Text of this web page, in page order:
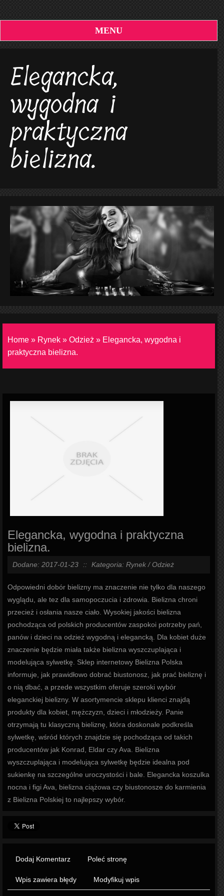
MENU
Elegancka,
wygodna i
praktyczna
bielizna.
Home » Rynek » Odzież » Elegancka, wygodna i
praktyczna bielizna.
Elegancka, wygodna i praktyczna
bielizna.
Dodane: 2017-01-23 :: Kategoria: Rynek / Odzież
Odpowiedni dobór bielizny ma znaczenie nie tylko dla naszego
wyglądu, ale tez dla samopoczucia i zdrowia. Bielizna chroni
przecież i osłania nasze ciało. Wysokiej jakości bielizna
pochodząca od polskich producentów zaspokoi potrzeby pań,
panów i dzieci na odzież wygodną i elegancką. Dla kobiet duże
znaczenie będzie miała także bielizna wyszczuplająca i
modelująca sylwetkę. Sklep internetowy Bielizna Polska
informuje, jak prawidłowo dobrać biustonosz, jak prać bieliznę i
o nią dbać, a przede wszystkim oferuje szeroki wybór
eleganckiej bielizny. W asortymencie sklepu klienci znajdą
produkty dla kobiet, mężczyzn, dzieci i młodzieży. Panie
otrzymają tu klasyczną bieliznę, która doskonale podkreśla
sylwetkę, wśród których znajdzie się pochodząca od takich
producentów jak Konrad, Eldar czy Ava. Bielizna
wyszczuplająca i modelująca sylwetkę będzie idealna pod
sukienkę na szczególne uroczystości i bale. Elegancka koszulka
nocna i figi Ava, bielizna ciążowa czy biustonosze do karmienia
z Bielizna Polskiej to najlepszy wybór.
Dodaj Komentarz Poleć stronę
Wpis zawiera błędy Modyfikuj wpis